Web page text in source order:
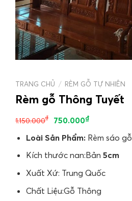
TRANG CHỦ / RÈM GỖ TỰ NHIÊN
Rèm gỗ Thông Tuyết
1.150.000₫ 750.000₫
Loài Sản Phẩm: Rèm sáo gỗ
Kích thước nan:Bản 5cm
Xuất Xứ: Trung Quốc
Chất Liệu:Gỗ Thông